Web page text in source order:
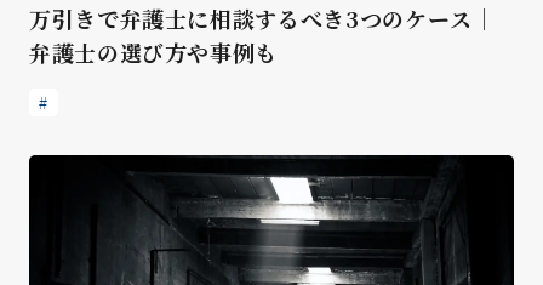
万引きで弁護士に相談するべき3つのケース｜
弁護士の選び方や事例も